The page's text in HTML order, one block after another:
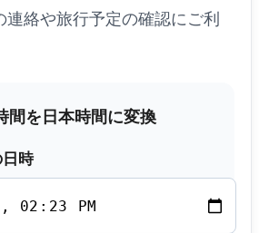
連絡や旅行予定の確認にご利
間を日本時間に変換
時